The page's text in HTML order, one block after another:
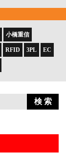
小橋重信
RFID 3PL EC
検 索